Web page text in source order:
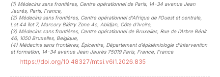
(1) Médecins sans frontières, Centre opérationnel de Paris, 14-34 avenue Jean
Jaurès, Paris, France,
(2) Médecins sans frontières, Centre opérationnel d’Afrique de l’Ouest et centrale,
Lot 44 îlot 7, Marcory Biétry Zone 4c, Abidjan, Côte d'Ivoire,
(3) Médecins sans frontières, Centre opérationnel de Bruxelles, Rue de l'Arbre Bénit
46, 1050 Bruxelles, Belgique,
(4) Médecins sans frontières, Épicentre, Département d’épidémiologie d’intervention
et formation, 14-34 avenue Jean Jaurès 75019 Paris, France, France
https://doi.org/10.48327/mtsi.v6i1.2026.835